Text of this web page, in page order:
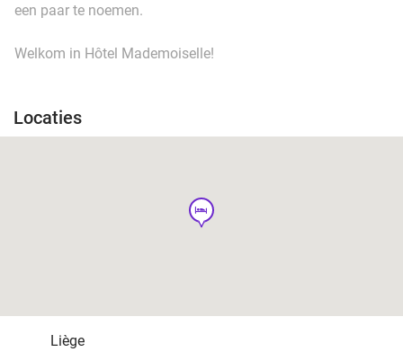
een paar te noemen.
Welkom in Hôtel Mademoiselle!
Locaties
hotel
Liège